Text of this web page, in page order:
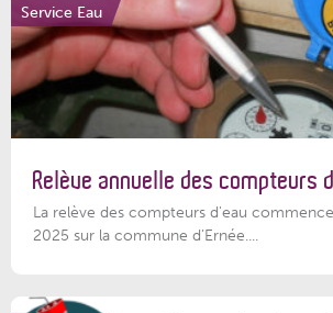
Service Eau
Relève annuelle des compteurs
La relève des compteurs d'eau
2025 sur la commune d’Ernée....